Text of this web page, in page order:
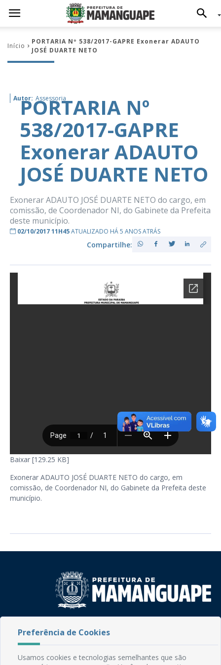
Início
PORTARIA Nº 538/2017-GAPRE Exonerar ADAUTO
JOSÉ DUARTE NETO
Autor: Assessoria
PORTARIA Nº
538/2017-GAPRE
Exonerar ADAUTO
JOSÉ DUARTE NETO
Exonerar ADAUTO JOSÉ DUARTE NETO do cargo, em
comissão, de Coordenador NI, do Gabinete da Prefeita
deste município.
02/10/2017 11H45ATUALIZADO HÁ 5 ANOS ATRÁS
Compartilhe:
Baixar [129.25 KB]
Exonerar ADAUTO JOSÉ DUARTE NETO do cargo, em
comissão, de Coordenador NI, do Gabinete da Prefeita deste
município.
CEP: 58.280-000 - Mamanguape/PB
Fone: (83) 3292-2246
Email: comunicacao@mamanguape.pb.gov.br
Preferência de Cookies
Usamos cookies e tecnologias semelhantes que são